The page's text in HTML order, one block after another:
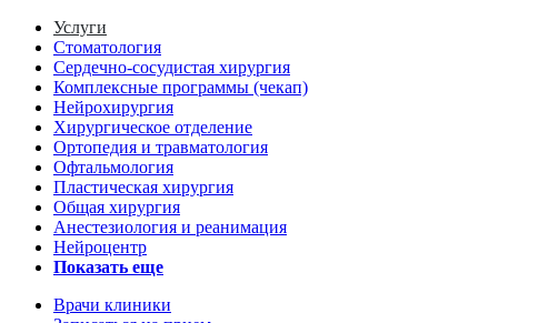
Услуги
Стоматология
Сердечно-сосудистая хирургия
Комплексные программы (чекап)
Нейрохирургия
Хирургическое отделение
Ортопедия и травматология
Офтальмология
Пластическая хирургия
Общая хирургия
Анестезиология и реанимация
Нейроцентр
Показать еще
Врачи клиники